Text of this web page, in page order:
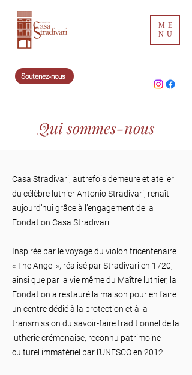
ME
NU
Soutenez-nous
Qui sommes-nous
Casa Stradivari, autrefois demeure et atelier
du célèbre luthier Antonio Stradivari, renaît
aujourd’hui grâce à l’engagement de la
Fondation Casa Stradivari.
Inspirée par le voyage du violon tricentenaire
« The Angel », réalisé par Stradivari en 1720,
ainsi que par la vie même du Maître luthier, la
Fondation a restauré la maison pour en faire
un centre dédié à la protection et à la
transmission du savoir-faire traditionnel de la
lutherie crémonaise, reconnu patrimoine
culturel immatériel par l’UNESCO en 2012.